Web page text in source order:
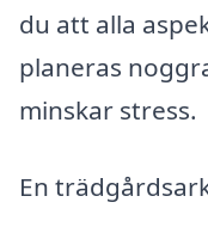
du att alla
planeras
minskar stress.
En